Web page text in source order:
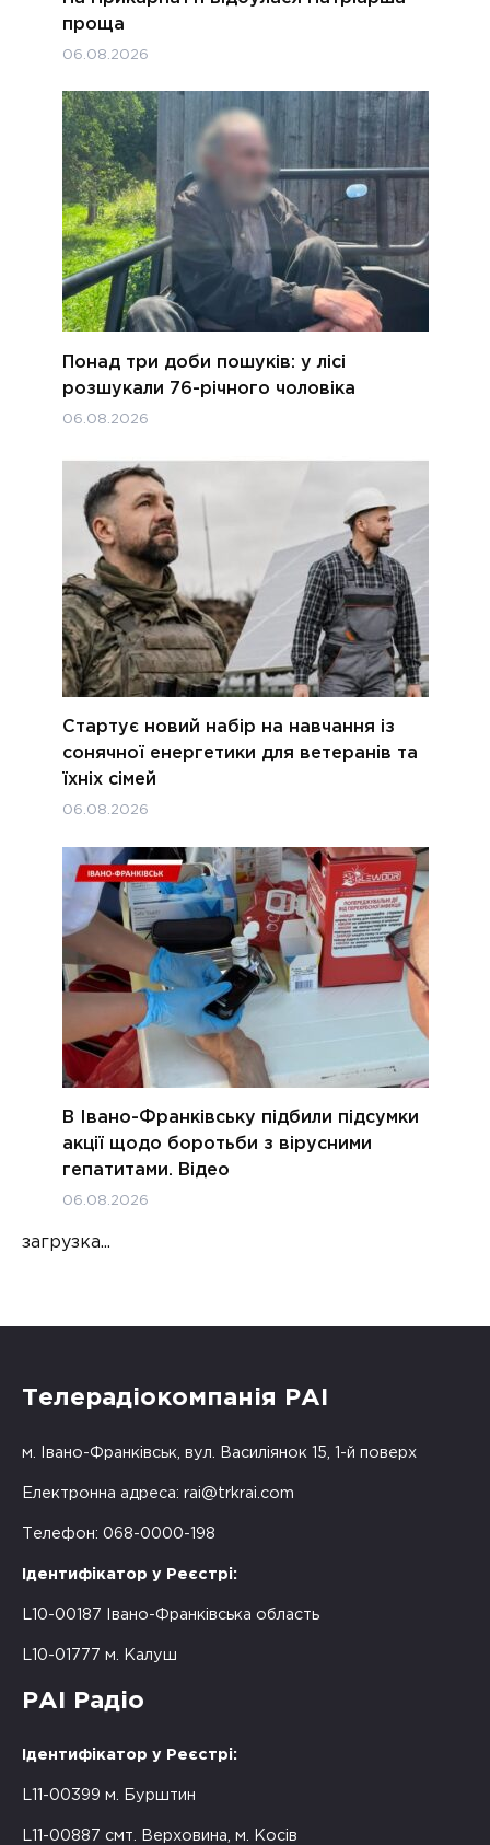
проща
06.08.2026
Понад три доби пошуків: у лісі
розшукали 76-річного чоловіка
06.08.2026
Стартує новий набір на навчання із
сонячної енергетики для ветеранів та
їхніх сімей
06.08.2026
В Івано-Франківську підбили підсумки
акції щодо боротьби з вірусними
гепатитами. Відео
06.08.2026
загрузка...
Телерадіокомпанія РАІ
м. Івано-Франківськ, вул. Василіянок 15, 1-й поверх
Електронна адреса: rai@trkrai.com
Телефон: 068-0000-198
Ідентифікатор у Реєстрі:
L10-00187 Івано-Франківська область
L10-01777 м. Калуш
РАІ Радіо
Ідентифікатор у Реєстрі:
L11-00399 м. Бурштин
L11-00887 смт. Верховина, м. Косів